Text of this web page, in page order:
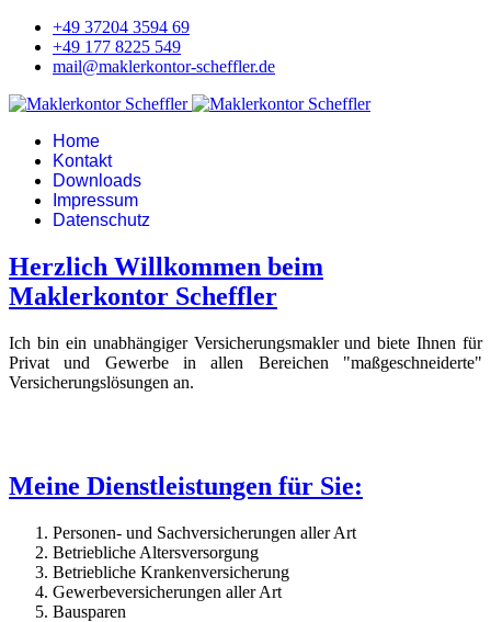
+49 37204 3594 69
+49 177 8225 549
mail@maklerkontor-scheffler.de
Home
Kontakt
Downloads
Impressum
Datenschutz
Herzlich Willkommen beim
Maklerkontor Scheffler
Ich bin ein unabhängiger Versicherungsmakler und biete Ihnen für
Privat und Gewerbe in allen Bereichen "maßgeschneiderte"
Versicherungslösungen an.
Meine Dienstleistungen für Sie:
Personen- und Sachversicherungen aller Art
Betriebliche Altersversorgung
Betriebliche Krankenversicherung
Gewerbeversicherungen aller Art
Bausparen